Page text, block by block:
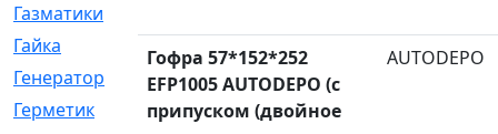
Газматики
Гайка
[104]
Генератор
[148]
Герметик
[15]
Гофра 57*152*252
EFP1005 AUTODEPO (с
припуском (двойное
AUTODEPO